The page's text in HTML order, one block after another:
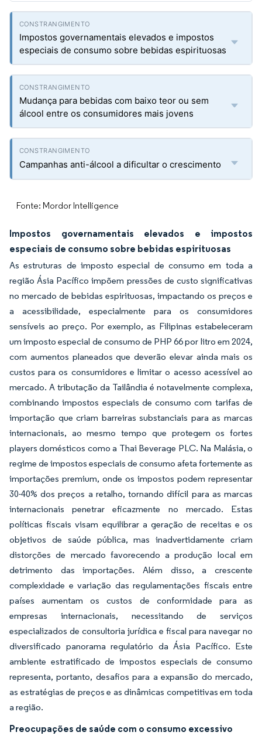
Impostos governamentais elevados e impostos
especiais de consumo sobre bebidas espirituosas
Mudança para bebidas com baixo teor ou sem
álcool entre os consumidores mais jovens
Campanhas anti-álcool a dificultar o crescimento
Fonte: Mordor Intelligence
Impostos governamentais elevados e impostos
especiais de consumo sobre bebidas espirituosas
As estruturas de imposto especial de consumo em toda a
região Ásia Pacífico impõem pressões de custo significativas
no mercado de bebidas espirituosas, impactando os preços e
a acessibilidade, especialmente para os consumidores
sensíveis ao preço. Por exemplo, as Filipinas estabeleceram
um imposto especial de consumo de PHP 66 por litro em 2024,
com aumentos planeados que deverão elevar ainda mais os
custos para os consumidores e limitar o acesso acessível ao
mercado. A tributação da Tailândia é notavelmente complexa,
combinando impostos especiais de consumo com tarifas de
importação que criam barreiras substanciais para as marcas
internacionais, ao mesmo tempo que protegem os fortes
players domésticos como a Thai Beverage PLC. Na Malásia, o
regime de impostos especiais de consumo afeta fortemente as
importações premium, onde os impostos podem representar
30-40% dos preços a retalho, tornando difícil para as marcas
internacionais penetrar eficazmente no mercado. Estas
políticas fiscais visam equilibrar a geração de receitas e os
objetivos de saúde pública, mas inadvertidamente criam
distorções de mercado favorecendo a produção local em
detrimento das importações. Além disso, a crescente
complexidade e variação das regulamentações fiscais entre
países aumentam os custos de conformidade para as
empresas internacionais, necessitando de serviços
especializados de consultoria jurídica e fiscal para navegar no
diversificado panorama regulatório da Ásia Pacífico. Este
ambiente estratificado de impostos especiais de consumo
representa, portanto, desafios para a expansão do mercado,
as estratégias de preços e as dinâmicas competitivas em toda
a região.
Preocupações de saúde com o consumo excessivo